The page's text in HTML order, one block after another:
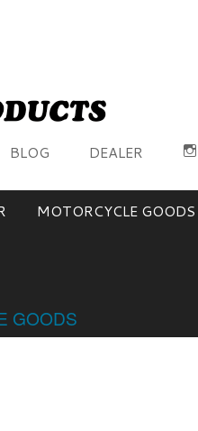
BLOG DEALER
MOTORCYCLE GOODS
GOODS